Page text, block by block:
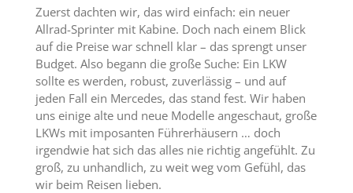
Zuerst dachten wir, das wird einfach: ein neuer
Allrad-Sprinter mit Kabine. Doch nach einem Blick
auf die Preise war schnell klar – das sprengt unser
Budget. Also begann die große Suche: Ein LKW
sollte es werden, robust, zuverlässig – und auf
jeden Fall ein Mercedes, das stand fest. Wir haben
uns einige alte und neue Modelle angeschaut, große
LKWs mit imposanten Führerhäusern … doch
irgendwie hat sich das alles nie richtig angefühlt. Zu
groß, zu unhandlich, zu weit weg vom Gefühl, das
wir beim Reisen lieben.